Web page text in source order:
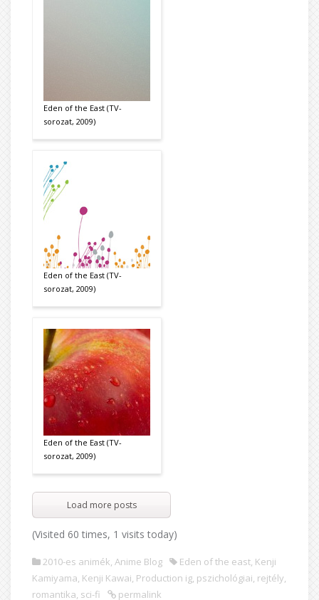
Eden of the East (TV-
sorozat, 2009)
Eden of the East (TV-
sorozat, 2009)
Eden of the East (TV-
sorozat, 2009)
Load more posts
(Visited 60 times, 1 visits today)
2010-es animék, Anime Blog Eden of the east, Kenji
Kamiyama, Kenji Kawai, Production ig, pszichológiai, rejtély,
romantika, sci-fi permalink